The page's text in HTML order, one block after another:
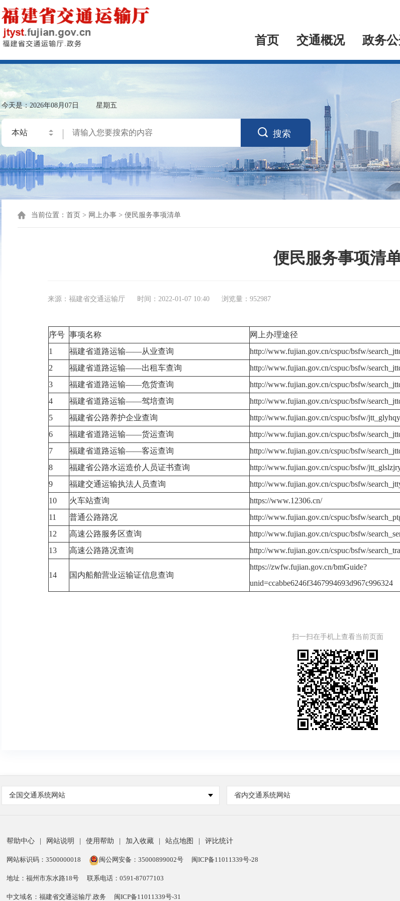
首页 交通概况 政务
今天是：2026年08月07日 星期五
 搜索
当前位置：首页 > 网上办事 >便民服务事项清单
便民服务事项清
来源：福建省交通运输厅 时间：2022-01-07 10:40 浏览量：952987
序号 事项名称 网上办理途径
1
福建省道路运输——从业查询 http://www.fujian.gov.cn/cspuc/bsfw/
2
福建省道路运输——出租车查询 http://www.fujian.gov.cn/cspuc/bsfw/
3
福建省道路运输——危货查询 http://www.fujian.gov.cn/cspuc/bsfw/
4
福建省道路运输——驾培查询 http://www.fujian.gov.cn/cspuc/bsfw/
5
福建省公路养护企业查询 http://www.fujian.gov.cn/cspuc/bsfw/
6
福建省道路运输——货运查询 http://www.fujian.gov.cn/cspuc/bsfw/
7
福建省道路运输——客运查询 http://www.fujian.gov.cn/cspuc/bsfw/
8
福建省公路水运造价人员证书查询 http://www.fujian.gov.cn/cspuc/bsfw/
9
福建交通运输执法人员查询 http://www.fujian.gov.cn/cspuc/bsfw/
10
火车站查询
https://www.12306.cn/
11
普通公路路况 http://www.fujian.gov.cn/cspuc/bsfw/
12
高速公路服务区查询 http://www.fujian.gov.cn/cspuc/bsfw/
13
高速公路路况查询 http://www.fujian.gov.cn/cspuc/bsfw/
14 国内船舶营业运输证信息查询
https://zwfw.fujian.gov.cn/bmGuide?
unid=ccabbe6246f3467994693d967c996324
扫一扫在手机上查看当前页面
全国交通系统网站 省内交通系统网站
帮助中心 网站说明 使用帮助 加入收藏 站点地图 评比统计
网站标识码：3500000018 闽公网安备：35000899002号 闽ICP备11011339号-28
地址：福州市东水路18号 联系电话：0591-87077103
中文域名：福建省交通运输厅.政务 闽ICP备11011339号-31